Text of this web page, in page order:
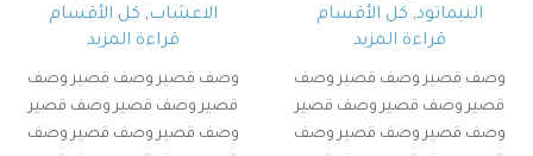
النيماتود, كل الأقسام
قراءة المزيد
وصف قصير وصف قصير وصف
قصير وصف قصير وصف قصير
وصف قصير وصف قصير وصف
الاعشاب, كل الأقسام
قراءة المزيد
وصف قصير وصف قصير وصف
قصير وصف قصير وصف قصير
وصف قصير وصف قصير وصف